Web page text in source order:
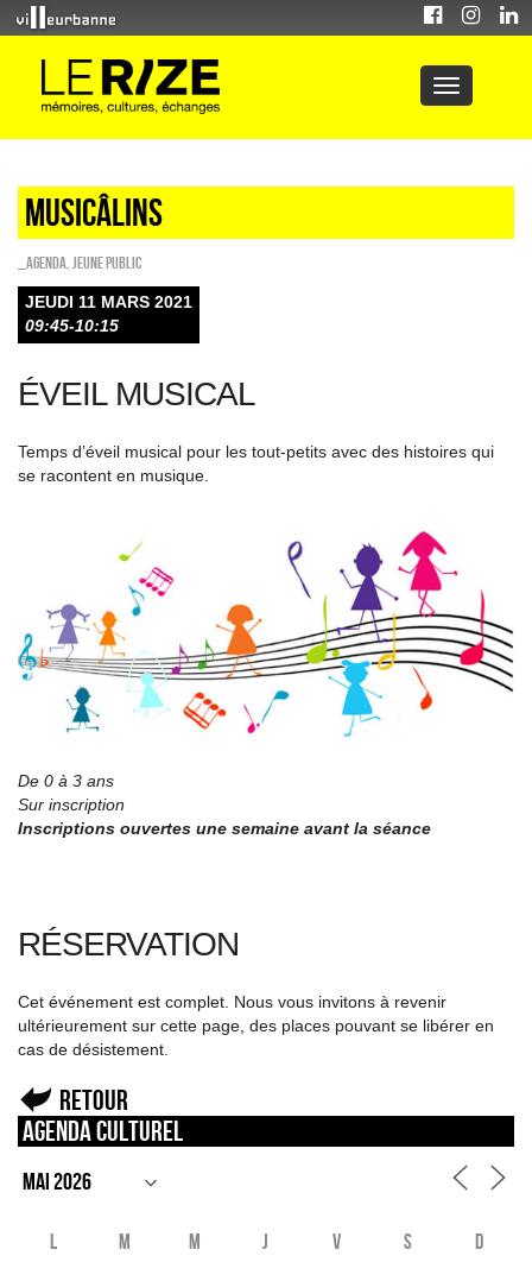
Musicâlins
_Agenda Jeune public
JEUDI 11 MARS 2021
09:45-10:15
ÉVEIL MUSICAL
Temps d’éveil musical pour les tout-petits avec des histoires qui
se racontent en musique.
De 0 à 3 ans
Sur inscription
Inscriptions ouvertes une semaine avant la séance
RÉSERVATION
Cet événement est complet. Nous vous invitons à revenir
ultérieurement sur cette page, des places pouvant se libérer en
cas de désistement.
Retour
Agenda culturel
L M M J V S D